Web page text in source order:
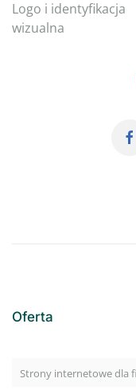
Logo i identyfikacja
wizualna
Oferta
Strony internetowe dla